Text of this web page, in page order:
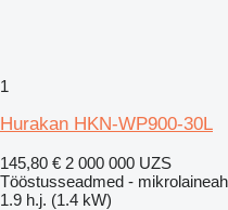
1
Hurakan HKN-WP900-30L
145,80 € 2 000 000 UZS
Tööstusseadmed -
1.9 h.j. (1.4 kW)